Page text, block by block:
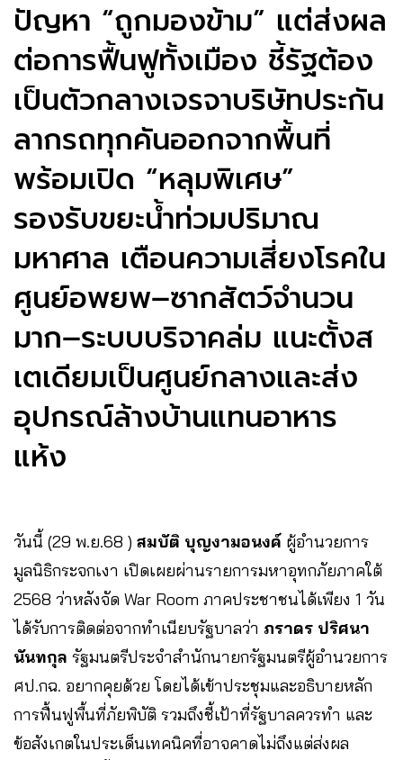
ปัญหา “ถูกมองข้าม” แต่ส่งผล
ต่อการฟื้นฟูทั้งเมือง ชี้รัฐต้อง
เป็นตัวกลางเจรจาบริษัทประกัน
ลากรถทุกคันออกจากพื้นที่
พร้อมเปิด “หลุมพิเศษ”
รองรับขยะน้ำท่วมปริมาณ
มหาศาล เตือนความเสี่ยงโรคใน
ศูนย์อพยพ–ซากสัตว์จำนวน
มาก–ระบบบริจาคล่ม แนะตั้งส
เตเดียมเป็นศูนย์กลางและส่ง
อุปกรณ์ล้างบ้านแทนอาหาร
แห้ง
วันนี้ (29 พ.ย.68 ) สมบัติ บุญงามอนงค์ ผู้อำนวยการ
มูลนิธิกระจกเงา เปิดเผยผ่านรายการมหาอุทกภัยภาคใต้
2568 ว่าหลังจัด War Room ภาคประชาชนได้เพียง 1 วัน
ได้รับการติดต่อจากทำเนียบรัฐบาลว่า ภราดร ปริศนา
นันทกุล รัฐมนตรีประจำสำนักนายกรัฐมนตรีผู้อำนวยการ
ศป.กฉ. อยากคุยด้วย โดยได้เข้าประชุมและอธิบายหลัก
การฟื้นฟูพื้นที่ภัยพิบัติ รวมถึงชี้เป้าที่รัฐบาลควรทำ และ
ข้อสังเกตในประเด็นเทคนิคที่อาจคาดไม่ถึงแต่ส่งผล